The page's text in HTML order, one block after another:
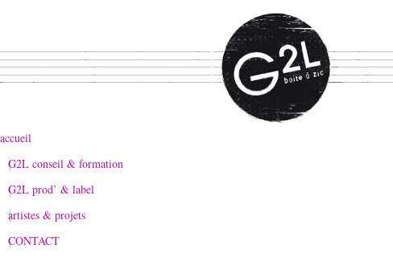
accueil
G2L conseil & formation
G2L prod’ & label
artistes & projets
CONTACT